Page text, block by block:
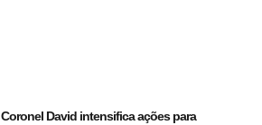
Coronel David intensifica ações para